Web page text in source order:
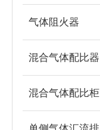
气体阻火器
混合气体配比器
混合气体配比柜